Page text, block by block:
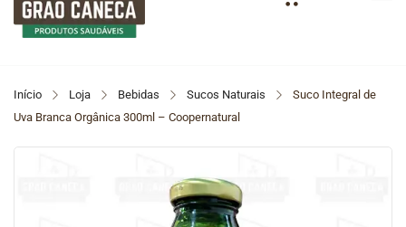
Início Loja Bebidas Sucos Naturais
Suco Integral de
Uva Branca Orgânica 300ml – Coopernatural